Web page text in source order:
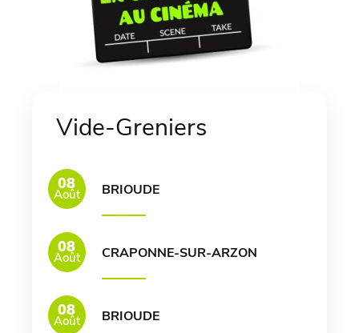
Vide-Greniers
08
Août BRIOUDE
08
Août CRAPONNE-SUR-ARZON
08
Août BRIOUDE